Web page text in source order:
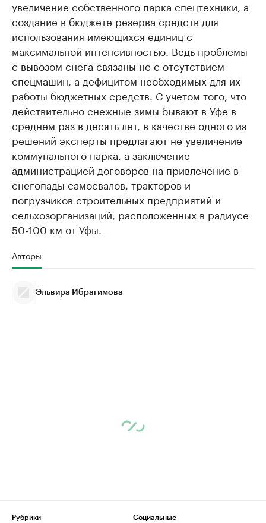
увеличение собственного парка спецтехники, а
создание в бюджете резерва средств для
использования имеющихся единиц с
максимальной интенсивностью. Ведь проблемы
с вывозом снега связаны не с отсутствием
спецмашин, а дефицитом необходимых для их
работы бюджетных средств. С учетом того, что
действительно снежные зимы бывают в Уфе в
среднем раз в десять лет, в качестве одного из
решений эксперты предлагают не увеличение
коммунального парка, а заключение
администрацией договоров на привлечение в
снегопады самосвалов, тракторов и
погрузчиков строительных предприятий и
сельхозорганизаций, расположенных в радиусе
50-100 км от Уфы.
Авторы
Эльвира Ибрагимова
Рубрики
Социальные